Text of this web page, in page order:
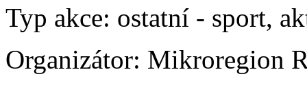
Typ akce: ostatní - sport,
Organizátor: Mikroregion